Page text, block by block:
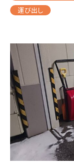
運び出し